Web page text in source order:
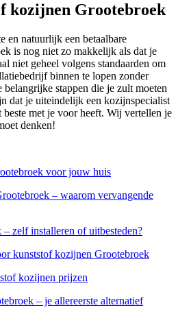
kozijnen Grootebroek
en natuurlijk een betaalbare
is nog niet zo makkelijk als dat je
niet geheel volgens standaarden om
binnen te lopen zonder
stappen die je zult moeten
dat je uiteindelijk een kozijnspecialist
met je voor heeft. Wij vertellen je
denken!
voor jouw huis
– waarom vervangende
zelf installeren of uitbesteden?
kunststof kozijnen Grootebroek
kozijnen prijzen
– je allereerste alternatief